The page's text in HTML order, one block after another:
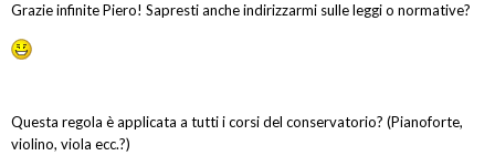
Grazie infinite Piero! Sapresti anche indirizzarmi sulle leggi o normative?
Questa regola è applicata a tutti i corsi del conservatorio? (Pianoforte,
violino, viola ecc.?)